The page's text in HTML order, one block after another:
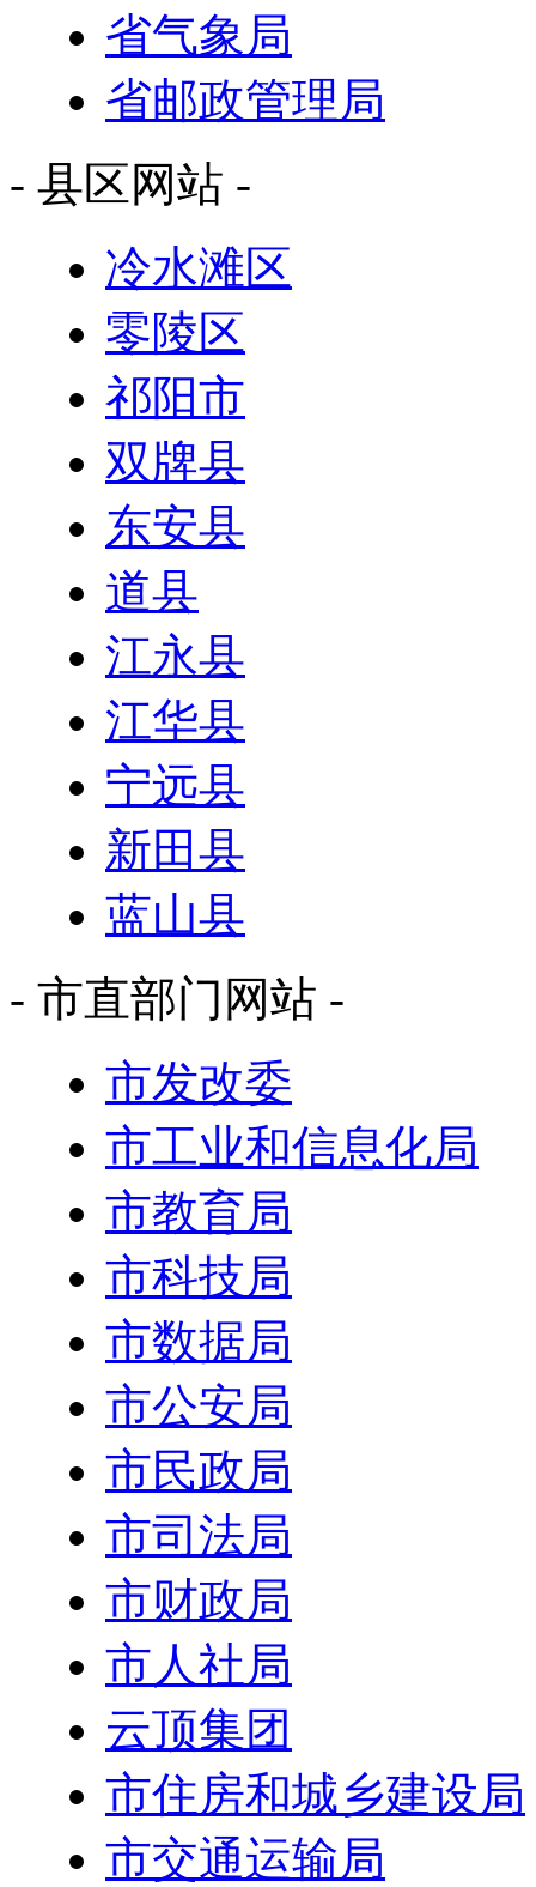
省气象局
省邮政管理局
- 县区网站 -
冷水滩区
零陵区
祁阳市
双牌县
东安县
道县
江永县
江华县
宁远县
新田县
蓝山县
- 市直部门网站 -
市发改委
市工业和信息化局
市教育局
市科技局
市数据局
市公安局
市民政局
市司法局
市财政局
市人社局
云顶集团
市住房和城乡建设局
市交通运输局